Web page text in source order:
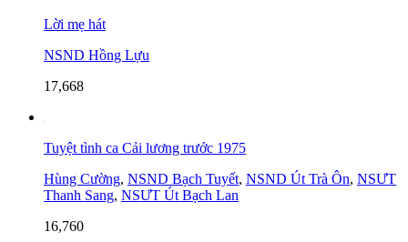
Lời mẹ hát
NSND Hồng Lựu
17,668
Tuyệt tình ca Cải lương trước 1975
Hùng Cường, NSND Bạch Tuyết, NSND Út Trà Ôn, NSƯT
Thanh Sang, NSƯT Út Bạch Lan
16,760